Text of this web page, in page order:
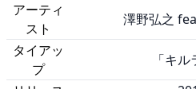
アーティ
スト
澤野弘之
タイアッ
プ
「キ